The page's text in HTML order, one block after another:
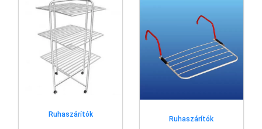
Ruhaszárítók
Ruhaszárítók